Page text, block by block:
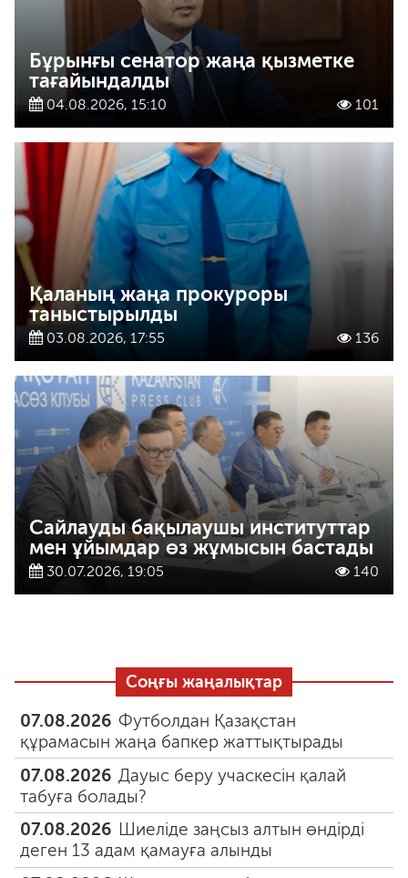
Бұрынғы сенатор жаңа қызметке
тағайындалды
04.08.2026, 15:10 101
Қаланың жаңа прокуроры
таныстырылды
03.08.2026, 17:55 136
Сайлауды бақылаушы институттар
мен ұйымдар өз жұмысын бастады
30.07.2026, 19:05 140
Соңғы жаңалықтар
07.08.2026 Футболдан Қазақстан
құрамасын жаңа бапкер жаттықтырады
07.08.2026 Дауыс беру учаскесін қалай
табуға болады?
07.08.2026 Шиеліде заңсыз алтын өндірді
деген 13 адам қамауға алынды